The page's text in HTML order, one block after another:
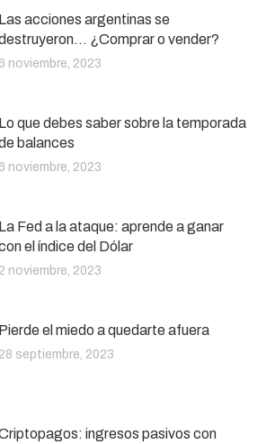
Las acciones argentinas se
¿Comprar o vender?
6 noviembre, 2023
Lo que debes saber sobre la temporada
balances
6 noviembre, 2023
La Fed a la ataque: aprende a ganar
el índice del Dólar
2 noviembre, 2023
Pierde el miedo a quedarte afuera
28 septiembre, 2023
ingresos pasivos con